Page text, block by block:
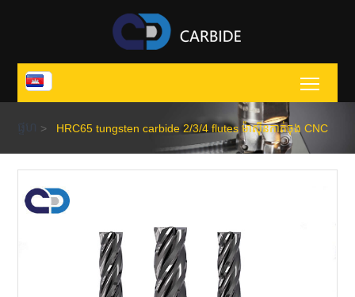
ផ្ទហ > HRC65 tungsten carbide 2/3/4 flutes ម៉ាស៊ីនកាត់ចុង CNC